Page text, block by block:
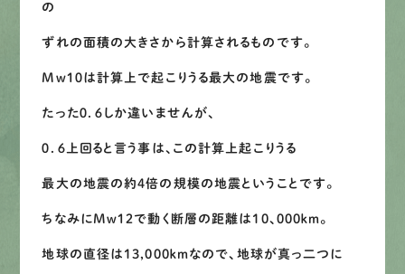
の
ずれの面積の大きさから計算されるものです。
Mw１０は計算上で起こりうる最大の地震です。
たった０．６しか違いませんが、
０．６上回ると言う事は、この計算上起こりうる
最大の地震の約4倍の規模の地震ということです。
ちなみにMw１２で動く断層の距離は10､000ｋｍ。
地球の直径は13,000ｋｍなので、地球が真っ二つに